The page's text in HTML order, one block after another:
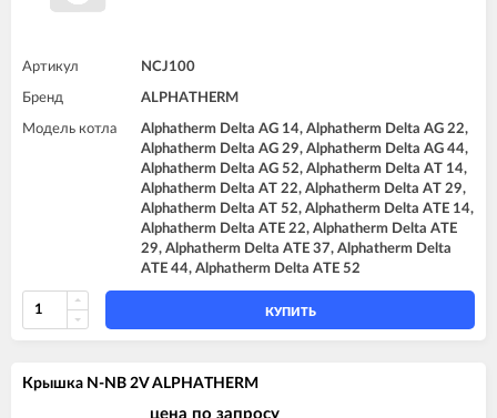
Артикул NCJ100
Бренд ALPHATHERM
Модель котла
Alphatherm Delta AG 14, Alphatherm Delta AG 22,
Alphatherm Delta AG 29, Alphatherm Delta AG 44,
Alphatherm Delta AG 52, Alphatherm Delta AT 14,
Alphatherm Delta AT 22, Alphatherm Delta AT 29,
Alphatherm Delta AT 52, Alphatherm Delta ATE 14,
Alphatherm Delta ATE 22, Alphatherm Delta ATE
29, Alphatherm Delta ATE 37, Alphatherm Delta
ATE 44, Alphatherm Delta ATE 52
КУПИТЬ
Крышка N-NB 2V ALPHATHERM
цена по запросу